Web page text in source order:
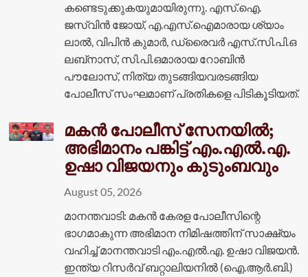
കണ്ടെടുക്കുകയുമായിരുന്നു. എസ്.ഐ.
ജസ്‌വിൻ ജോയ്, എ.എസ്.ഐമാരായ ശ്യാം
ലാൽ, വിപിൻ കുമാർ, ഡ്രൈവർ എസ്.സി.പി.ഒ
ലബ്‌നാസ്, സി.പി.ഒമാരായ റോബിൻ
പൗലോസ്, നിത്യ തുടങ്ങിയവരടങ്ങിയ
പോലീസ് സംഘമാണ് പ്രതികളെ പിടികൂടിയത്.
മകൻ പോലീസ് സേനയിൽ;
അഭിമാനം പങ്കിട്ട് എം.എൽ.എ.
ഉഷാ വിജയനും കുടുംബവും
August 05, 2026
മാനന്തവാടി: മകൻ കേരള പോലീസിന്റെ
ഭാഗമാകുന്ന അഭിമാന നിമിഷത്തിന് സാക്ഷ്യം
വഹിച്ച് മാനന്തവാടി എം.എൽ.എ. ഉഷാ വിജയൻ.
ഇന്ത്യ റിസർവ് ബറ്റാലിയനിൽ (ഐ.ആർ.ബി.)